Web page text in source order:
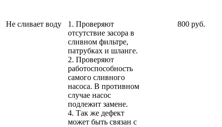
Не сливает воду
1. Проверяют
отсутствие засора в
сливном фильтре,
патрубках и шланге.
2. Проверяют
работоспособность
самого сливного
насоса. В противном
случае насос
подлежит замене.
4. Так же дефект
может быть связан с
800 руб.